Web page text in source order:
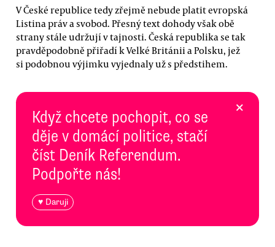
V České republice tedy zřejmě nebude platit evropská
Listina práv a svobod. Přesný text dohody však obě
strany stále udržují v tajnosti. Česká republika se tak
pravděpodobně přiřadí k Velké Británii a Polsku, jež
si podobnou výjimku vyjednaly už s předstihem.
Když chcete pochopit, co se
děje v domácí politice, stačí
číst Deník Referendum.
Podpořte nás!
♥ Daruji
×